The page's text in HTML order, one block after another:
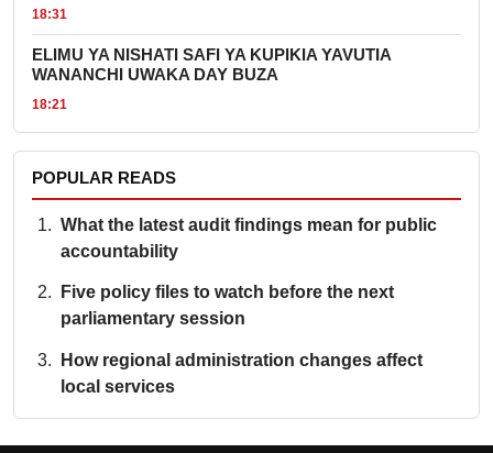
18:31
ELIMU YA NISHATI SAFI YA KUPIKIA YAVUTIA
WANANCHI UWAKA DAY BUZA
18:21
POPULAR READS
What the latest audit findings mean for public
accountability
Five policy files to watch before the next
parliamentary session
How regional administration changes affect
local services